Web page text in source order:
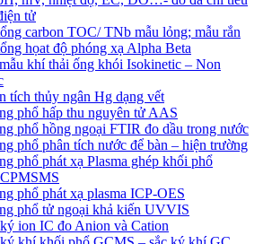
tử
carbon TOC/ TNb mẫu lỏng; mẫu rắn
họat độ phóng xạ Alpha Beta
khí thải ống khói Isokinetic – Non
tích thủy ngân Hg dạng vết
phổ hấp thu nguyên tử AAS
phổ hồng ngoại FTIR đo dầu trong nước
phổ phân tích nước để bàn – hiện trường
phổ phát xạ Plasma ghép khối phổ
phổ phát xạ plasma ICP-OES
phổ tử ngoại khả kiến UVVIS
ion IC đo Anion và Cation